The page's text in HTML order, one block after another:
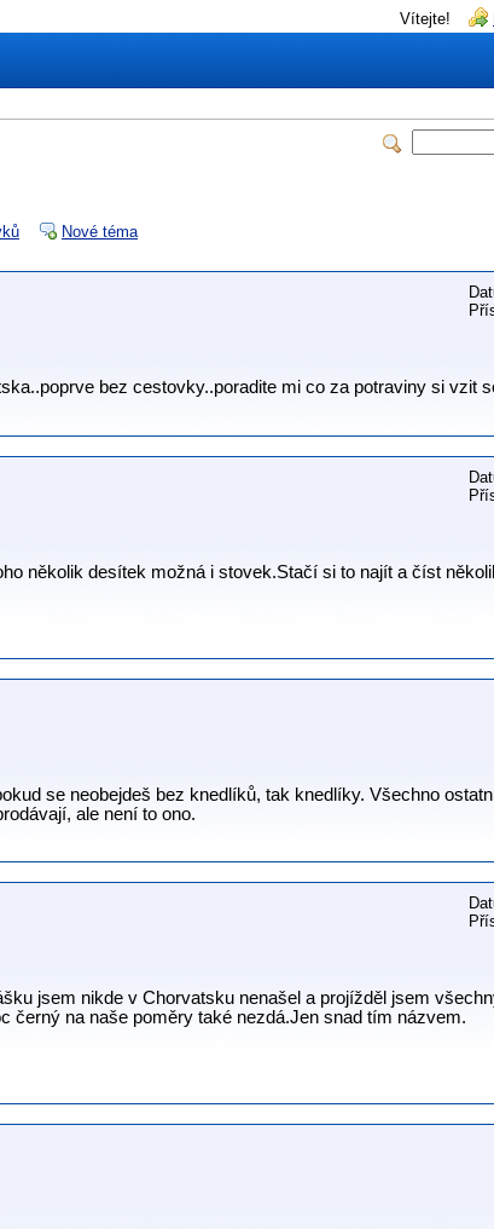
Vítejte!
Nové téma
bez cestovky..poradite mi co za potraviny si vzit
několik desítek možná i stovek.Stačí si to najít a číst
se neobejdeš bez knedlíků, tak knedlíky. Všechno
ale není to ono.
jsem nikde v Chorvatsku nenašel a projížděl jsem
černý na naše poměry také nezdá.Jen snad tím názvem.